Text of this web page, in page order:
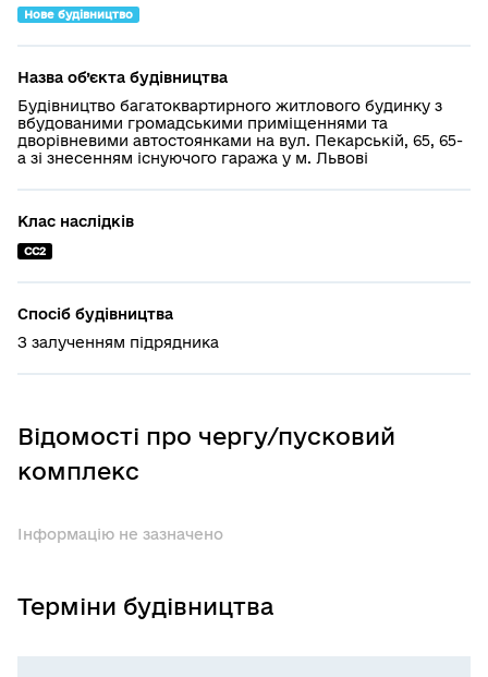
Нове будівництво
Назва об’єкта будівництва
Будівництво багатоквартирного житлового будинку з
вбудованими громадськими приміщеннями та
дворівневими автостоянками на вул. Пекарській, 65, 65-
а зі знесенням існуючого гаража у м. Львові
Клас наслідків
СС2
Спосіб будівництва
З залученням підрядника
Відомості про чергу/пусковий
комплекс
Інформацію не зазначено
Терміни будівництва